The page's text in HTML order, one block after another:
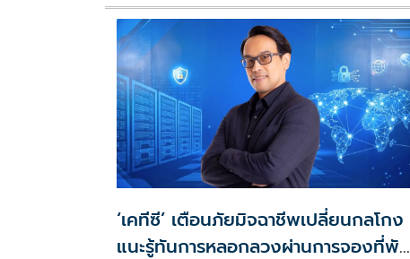
‘เคทีซี’ เตือนภัยมิจฉาชีพเปลี่ยนกลโกง
แนะรู้ทันการหลอกลวงผ่านการจองที่พัก